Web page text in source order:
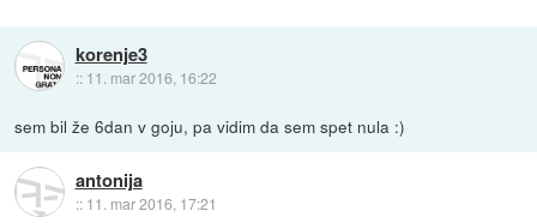
korenje3
:: 11. mar 2016, 16:22
sem bil že 6dan v goju, pa vidim da sem spet nula :)
antonija
:: 11. mar 2016, 17:21